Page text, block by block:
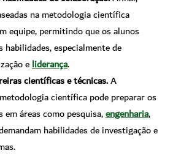
na metodologia científica
equipe, permitindo que os alunos
habilidades, especialmente de
eliderança.
científicas e técnicas.A
científica pode preparar os
áreas como pesquisa,engenharia,
habilidades de investigação e